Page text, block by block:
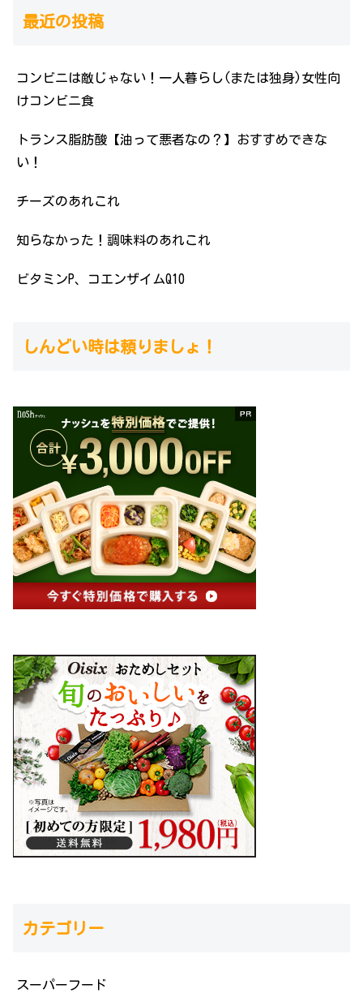
最近の投稿
コンビニは敵じゃない！一人暮らし(または独身)女性向
けコンビニ食
トランス脂肪酸【油って悪者なの？】おすすめできな
い！
チーズのあれこれ
知らなかった！調味料のあれこれ
ビタミンP、コエンザイムQ10
しんどい時は頼りましょ！
カテゴリー
スーパーフード